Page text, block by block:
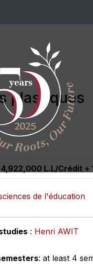
421 548
plastiques
L.L/Crédit +
de l'éducation
: Henri AWIT
: at least 4